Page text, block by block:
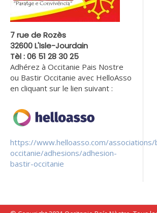
7 rue de Rozès
32600 L'Isle-Jourdain
Tèl : 06 51 28 30 25
Adhérez à Occitanie Pais Nostre
ou Bastir Occitanie avec HelloAsso
en cliquant sur le lien suivant :
https://www.helloasso.com/
occitanie/adhesions/adhesion-
bastir-occitanie